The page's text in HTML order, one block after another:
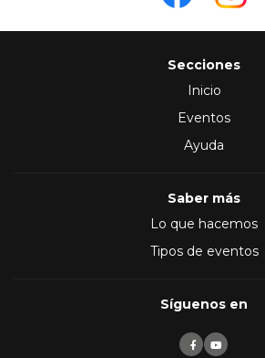
Secciones
Inicio
Eventos
Ayuda
Saber más
Lo que hacemos
Tipos de eventos
Síguenos en